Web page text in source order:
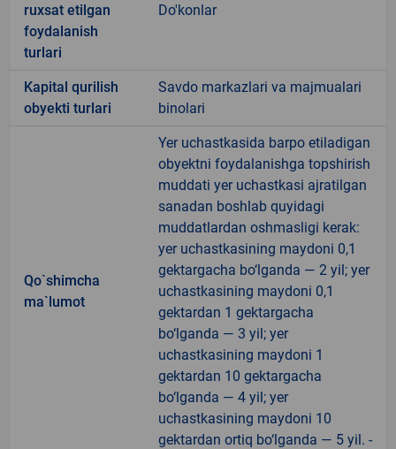
ruxsat etilgan
foydalanish
turlari
Do'konlar
Kapital qurilish
obyekti turlari
Savdo markazlari va majmualari
binolari
Qo`shimcha
ma`lumot
Yer uchastkasida barpo etiladigan
obyektni foydalanishga topshirish
muddati yer uchastkasi ajratilgan
sanadan boshlab quyidagi
muddatlardan oshmasligi kerak:
yer uchastkasining maydoni 0,1
gektargacha bo‘lganda — 2 yil; yer
uchastkasining maydoni 0,1
gektardan 1 gektargacha
bo‘lganda — 3 yil; yer
uchastkasining maydoni 1
gektardan 10 gektargacha
bo‘lganda — 4 yil; yer
uchastkasining maydoni 10
gektardan ortiq bo‘lganda — 5 yil. -